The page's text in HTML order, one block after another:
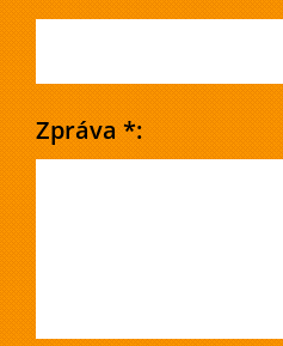
Zpráva *: